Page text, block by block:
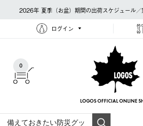
2026年 夏季（お盆）期間の出荷スケジュール／
ログイン
0
LOGOS OFFICIAL ONLINE